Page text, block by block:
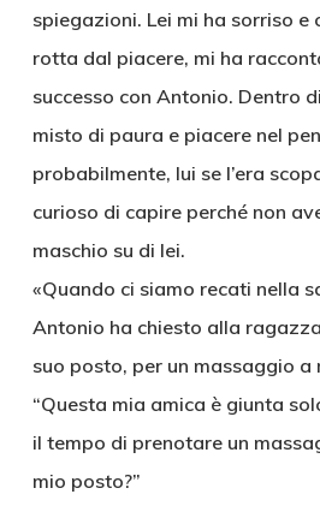
spiegazioni. Lei mi ha sorriso e
rotta dal piacere, mi ha
successo con Antonio. Dentro
misto di paura e piacere nel
probabilmente, lui se l’era
curioso di capire perché non
maschio su di lei.
«Quando ci siamo recati nella
Antonio ha chiesto alla
suo posto, per un massaggio a
“Questa mia amica è giunta
il tempo di prenotare un
mio posto?”